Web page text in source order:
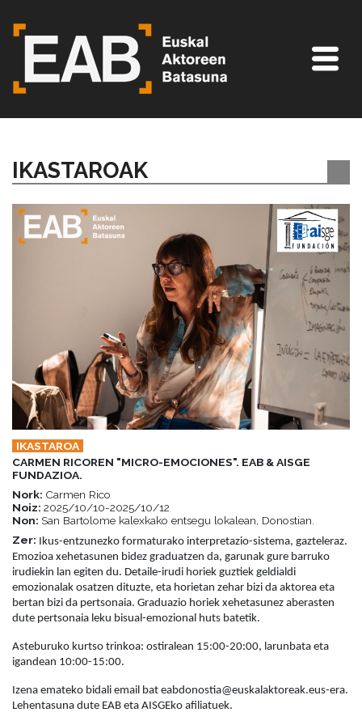
IKASTAROAK
IKASTAROA
CARMEN RICOREN "MICRO-EMOCIONES". EAB & AISGE
FUNDAZIOA.
Nork: Carmen Rico
Noiz: 2025/10/10-2025/10/12
Non: San Bartolome kalexkako entsegu lokalean, Donostian.
Zer:
Ikus-entzunezko formaturako interpretazio-sistema, gazteleraz.
Emozioa xehetasunen bidez graduatzen da, garunak gure barruko
irudiekin lan egiten du. Detaile-irudi horiek guztiek geldialdi
emozionalak osatzen dituzte, eta horietan zehar bizi da aktorea eta
bertan bizi da pertsonaia. Graduazio horiek xehetasunez aberasten
dute pertsonaia leku bisual-emozional huts batetik.
Asteburuko kurtso trinkoa: ostiralean 15:00-20:00, larunbata eta
igandean 10:00-15:00.
Izena emateko bidali email bat eabdonostia@euskalaktoreak.eus-era.
Lehentasuna dute EAB eta AISGEko afiliatuek.